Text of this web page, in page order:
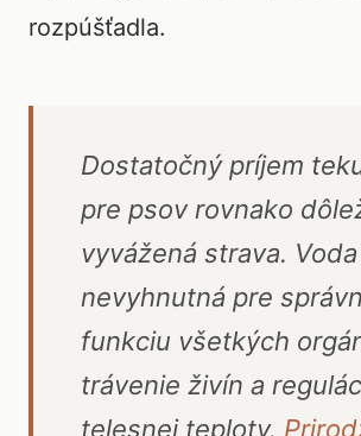
rozpúšťadla.
Dostatočný príjem
pre psov rovnako
vyvážená strava.
nevyhnutná pre
funkciu všetkých
trávenie živín a
telesnej teploty.